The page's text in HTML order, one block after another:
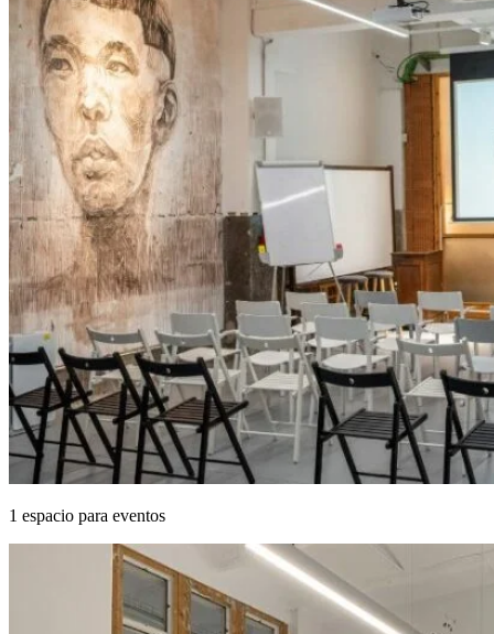
1 espacio para eventos